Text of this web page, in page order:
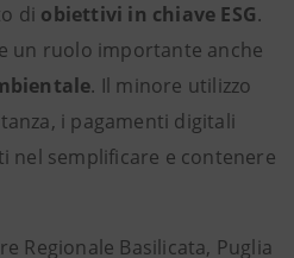
di obiettivi in chiave ESG.
un ruolo importante anche
. Il minore utilizzo
i pagamenti digitali
nel semplificare e contenere
Regionale Basilicata, Puglia